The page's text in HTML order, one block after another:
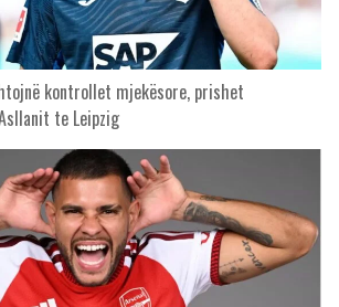
kontrollet mjekësore, prishet
te Leipzig